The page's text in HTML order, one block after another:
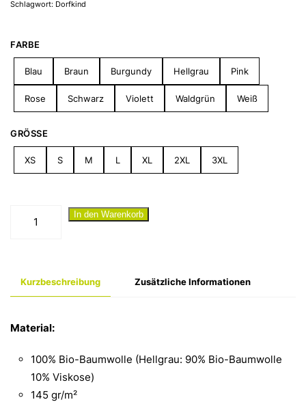
Schlagwort: Dorfkind
FARBE
Blau Braun Burgundy Hellgrau Pink
Rose Schwarz Violett Waldgrün Weiß
GRÖSSE
XS S M L XL 2XL 3XL
"Dorfmädchen
Menge
In den Warenkorb
Kurzbeschreibung Zusätzliche Informationen
Material:
100% Bio-Baumwolle (Hellgrau: 90% Bio-Baumwolle
10% Viskose)
145 gr/m²